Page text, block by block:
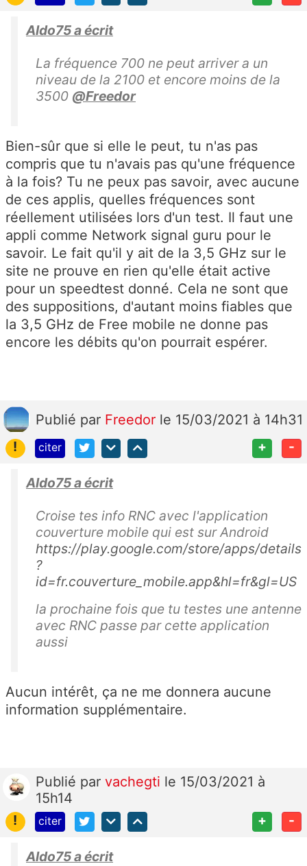
Aldo75 a écrit
La fréquence 700 ne peut arriver a un
niveau de la 2100 et encore moins de la
3500 @Freedor
Bien-sûr que si elle le peut, tu n'as pas
compris que tu n'avais pas qu'une fréquence
à la fois? Tu ne peux pas savoir, avec aucune
de ces applis, quelles fréquences sont
réellement utilisées lors d'un test. Il faut une
appli comme Network signal guru pour le
savoir. Le fait qu'il y ait de la 3,5 GHz sur le
site ne prouve en rien qu'elle était active
pour un speedtest donné. Cela ne sont que
des suppositions, d'autant moins fiables que
la 3,5 GHz de Free mobile ne donne pas
encore les débits qu'on pourrait espérer.
Publié par Freedor le 15/03/2021 à 14h31
!
citer + -
Aldo75 a écrit
Croise tes info RNC avec l'application
couverture mobile qui est sur Android
https://play.google.com/store/apps/details
?
id=fr.couverture_mobile.app&hl=fr&gl=US
la prochaine fois que tu testes une antenne
avec RNC passe par cette application
aussi
Aucun intérêt, ça ne me donnera aucune
information supplémentaire.
Publié par vachegti le 15/03/2021 à
15h14
!
citer + -
Aldo75 a écrit